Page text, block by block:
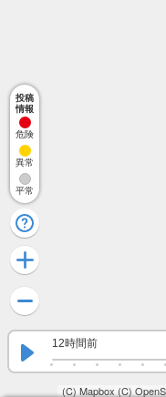
(C) Mapbox (C)
12時間前
投稿
情報
危険
異常
平常